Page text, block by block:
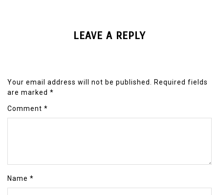
LEAVE A REPLY
Your email address will not be published.
Required fields
are marked *
Comment *
Name *